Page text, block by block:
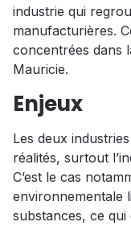
industrie qui
manufacturières.
concentrées dans
Mauricie.
Enjeux
Les deux
réalités, surtout
C’est le cas
environnementale
substances, ce